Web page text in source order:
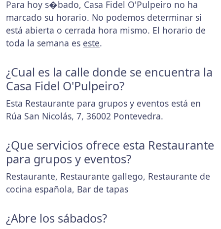
Para hoy s�bado, Casa Fidel O'Pulpeiro no ha
marcado su horario. No podemos determinar si
está abierta o cerrada hora mismo. El horario de
toda la semana es este.
¿Cual es la calle donde se encuentra la
Casa Fidel O'Pulpeiro?
Esta Restaurante para grupos y eventos está en
Rúa San Nicolás, 7, 36002 Pontevedra.
¿Que servicios ofrece esta Restaurante
para grupos y eventos?
Restaurante, Restaurante gallego, Restaurante de
cocina española, Bar de tapas
¿Abre los sábados?